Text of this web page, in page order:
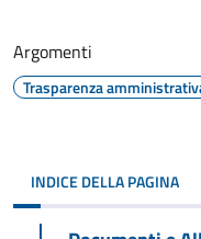
Argomenti
Trasparenza
INDICE DELLA PAGINA